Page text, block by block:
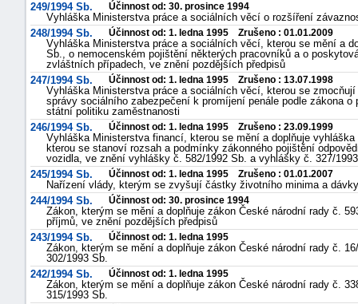
249/1994 Sb.
Účinnost od: 30. prosince 1994
Vyhláška Ministerstva práce a sociálních věcí o rozšíření
248/1994 Sb.
Účinnost od: 1. ledna 1995 Zrušeno : 01.01.2009
Vyhláška Ministerstva práce a sociálních věcí, kterou se mění a
Sb., o nemocenském pojištění některých pracovníků a o
zvláštních případech, ve znění pozdějších předpisů
247/1994 Sb.
Účinnost od: 1. ledna 1995 Zrušeno : 13.07.1998
Vyhláška Ministerstva práce a sociálních věcí, kterou se
správy sociálního zabezpečení k promíjení penále podle zákona
státní politiku zaměstnanosti
246/1994 Sb.
Účinnost od: 1. ledna 1995 Zrušeno : 23.09.1999
Vyhláška Ministerstva financí, kterou se mění a doplňuje
kterou se stanoví rozsah a podmínky zákonného pojištění
vozidla, ve znění vyhlášky č. 582/1992 Sb. a vyhlášky č. 327/
245/1994 Sb.
Účinnost od: 1. ledna 1995 Zrušeno : 01.01.2007
Nařízení vlády, kterým se zvyšují částky životního minima a
244/1994 Sb.
Účinnost od: 30. prosince 1994
Zákon, kterým se mění a doplňuje zákon České národní rady č.
příjmů, ve znění pozdějších předpisů
243/1994 Sb.
Účinnost od: 1. ledna 1995
Zákon, kterým se mění a doplňuje zákon České národní rady č.
302/1993 Sb.
242/1994 Sb.
Účinnost od: 1. ledna 1995
Zákon, kterým se mění a doplňuje zákon České národní rady č.
315/1993 Sb.